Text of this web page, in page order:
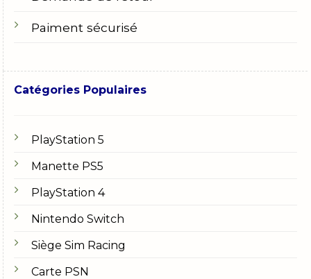
Paiment sécurisé
Catégories Populaires
PlayStation 5
Manette PS5
PlayStation 4
Nintendo Switch
Siège Sim Racing
Carte PSN